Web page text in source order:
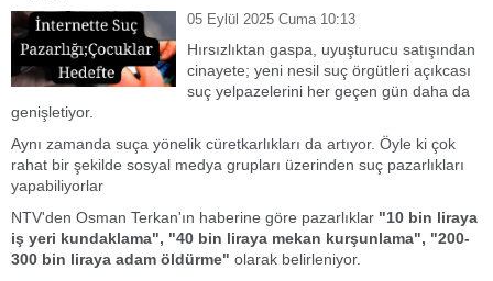
05 Eylül 2025 Cuma 10:13
Hırsızlıktan gaspa, uyuşturucu satışından
cinayete; yeni nesil suç örgütleri açıkcası
suç yelpazelerini her geçen gün daha da
genişletiyor.
Aynı zamanda suça yönelik cüretkarlıkları da artıyor. Öyle ki çok
rahat bir şekilde sosyal medya grupları üzerinden suç pazarlıkları
yapabiliyorlar
NTV'den Osman Terkan'ın haberine göre pazarlıklar "10 bin liraya
iş yeri kundaklama", "40 bin liraya mekan kurşunlama", "200-
300 bin liraya adam öldürme" olarak belirleniyor.